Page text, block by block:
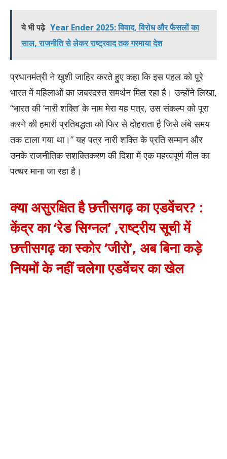
ये भी पढ़े Year Ender 2025: विवाद, विरोध और फैसलों का
साल, राजनीति से लेकर राष्ट्रवाद तक गरमाया देश
प्रधानमंत्री ने खुशी जाहिर करते हुए कहा कि इस पहल को पूरे
भारत में महिलाओं का जबरदस्त समर्थन मिल रहा है। उन्होंने लिखा,
“भारत की ‘नारी शक्ति’ के नाम मेरा यह पत्र, उस संकल्प को पूरा
करने की हमारी प्रतिबद्धता को फिर से दोहराता है जिसे लंबे समय
तक टाला गया था।” यह पत्र नारी शक्ति के प्रति सम्मान और
उनके राजनीतिक सशक्तिकरण की दिशा में एक महत्वपूर्ण मील का
पत्थर माना जा रहा है।
क्या असुरक्षित है छत्तीसगढ़ का एडवेंचर? :
केंद्र का ‘रेड सिग्नल’ ,राष्ट्रीय सूची में
छत्तीसगढ़ का स्कोर ‘जीरो’, अब बिना कड़े
नियमों के नहीं चलेगा एडवेंचर का खेल